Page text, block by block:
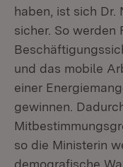
haben, ist sich
sicher. So werden
und das mobile
einer
gewinnen.
so die Ministerin
demografische